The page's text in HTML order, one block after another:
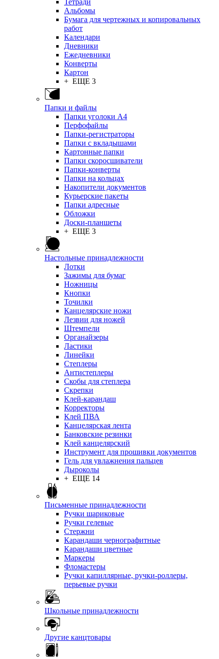
Тетради
Альбомы
Бумага для чертежных и копировальных
работ
Календари
Дневники
Ежедневники
Конверты
Картон
+ ЕЩЕ 3
Папки и файлы
Папки уголоки А4
Перфофайлы
Папки-регистраторы
Папки с вкладышами
Картонные папки
Папки скоросшиватели
Папки-конверты
Папки на кольцах
Накопители документов
Курьерские пакеты
Папки адресные
Обложки
Доски-планшеты
+ ЕЩЕ 3
Настольные принадлежности
Лотки
Зажимы для бумаг
Ножницы
Кнопки
Точилки
Канцелярские ножи
Лезвии для ножей
Штемпели
Органайзеры
Ластики
Линейки
Степлеры
Антистеплеры
Скобы для степлера
Скрепки
Клей-карандаш
Корректоры
Клей ПВА
Канцелярская лента
Банковские резинки
Клей канцелярский
Инструмент для прошивки документов
Гель для увлажнения пальцев
Дыроколы
+ ЕЩЕ 14
Письменные принадлежности
Ручки шариковые
Ручки гелевые
Стержни
Карандаши чернографитные
Карандаши цветные
Маркеры
Фломастеры
Ручки капиллярные, ручки-роллеры,
перьевые ручки
Школьные принадлежности
Другие канцтовары